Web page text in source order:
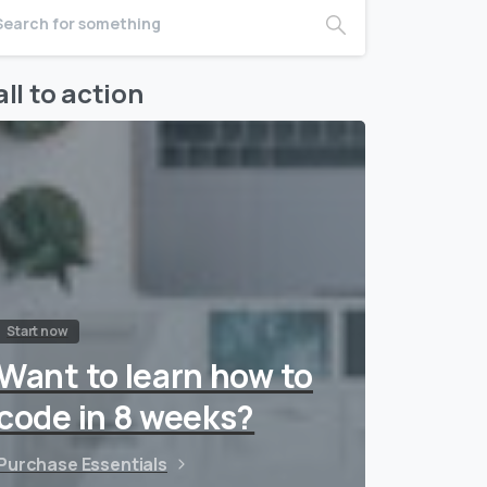
to action
Start now
to learn how to
in 8 weeks?
Essentials